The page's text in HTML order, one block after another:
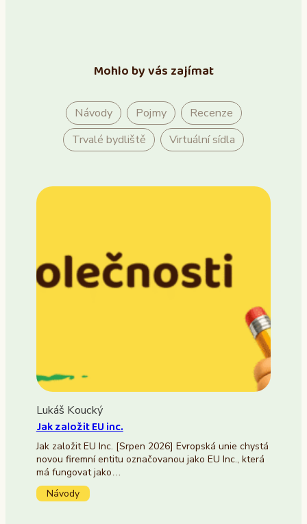
Mohlo by vás zajímat
Návody Pojmy
Recenze
Trvalé bydliště
Virtuální sídla
Lukáš Koucký
Jak založit EU inc.
Jak založit EU Inc. [Srpen 2026] Evropská unie chystá
novou firemní entitu označovanou jako EU Inc., která
má fungovat jako…
Návody